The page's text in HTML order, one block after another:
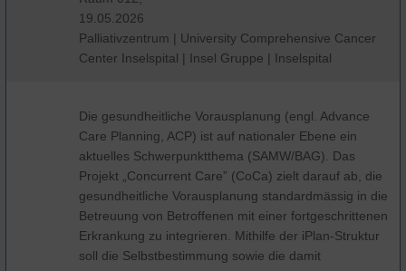
19.05.2026
Palliativzentrum | University Comprehensive Cancer
Center Inselspital | Insel Gruppe | Inselspital
Die gesundheitliche Vorausplanung (engl. Advance
Care Planning, ACP) ist auf nationaler Ebene ein
aktuelles Schwerpunktthema (SAMW/BAG). Das
Projekt „Concurrent Care” (CoCa) zielt darauf ab, die
gesundheitliche Vorausplanung standardmässig in die
Betreuung von Betroffenen mit einer fortgeschrittenen
Erkrankung zu integrieren. Mithilfe der iPlan-Struktur
soll die Selbstbestimmung sowie die damit